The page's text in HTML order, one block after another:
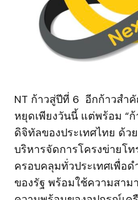
NT ก้าวสู่ปีที่ 6 อีกก้าวสำ
หยุดเพียงวันนี้ แต่พร้อม “
ดิจิทัลของประเทศไทย ด้ว
บริหารจัดการโครงข่ายโ
ครอบคลุมทั่วประเทศเพื่อ
ของรัฐ พร้อมใช้ความสา